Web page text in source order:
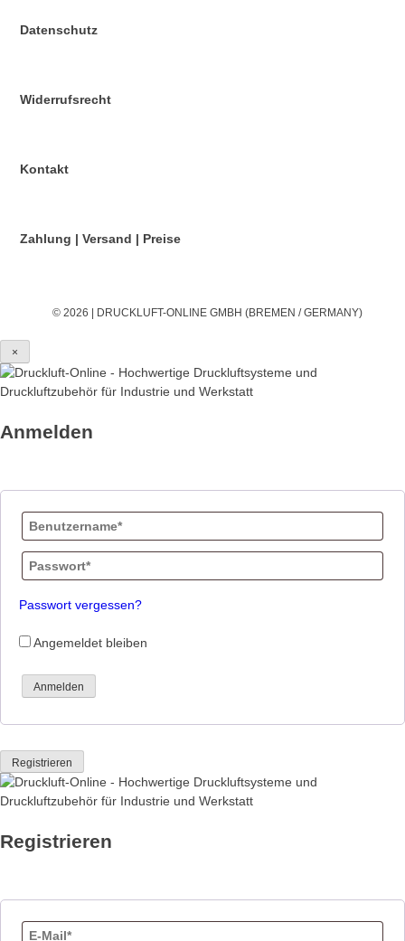
Datenschutz
Widerrufsrecht
Kontakt
Zahlung | Versand | Preise
© 2026 | DRUCKLUFT-ONLINE GMBH (BREMEN / GERMANY)
×
Anmelden
Benutzername
oder
E-
Mail-
Erforderlich
Passwort*
Passwort vergessen?
Angemeldet bleiben
Anmelden
Registrieren
Registrieren
E-